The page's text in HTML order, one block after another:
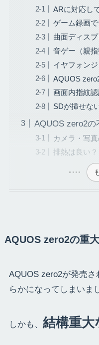
ARに対応し
ゲーム録画
曲面ディス
音ゲー（親
イヤフォンジ
AQUOS
画面内指紋
SDが挿せな
AQUOS zero2
カメラ・写
排熱は良い
AQUOS zero2の重
AQUOS zero2が発売
らかになってしまいま
しかも、 結構重